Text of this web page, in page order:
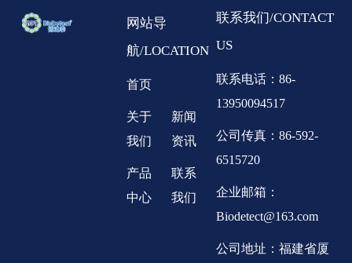
网站导
航/LOCATION
首页
关于
我们
产品
中心
新闻
资讯
联系
我们
联系我们/CONTACT
US
联系电话：86-
13950094517
公司传真：86-592-
6515720
企业邮箱：
Biodetect@163.com
公司地址：福建省厦